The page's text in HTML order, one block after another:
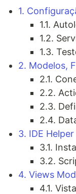
1.
1.1.
1.2.
1.3.
2. Modelos,
2.1.
2.2.
2.3.
2.4.
3. IDE Helper
3.1.
3.2.
4. Views
4.1.